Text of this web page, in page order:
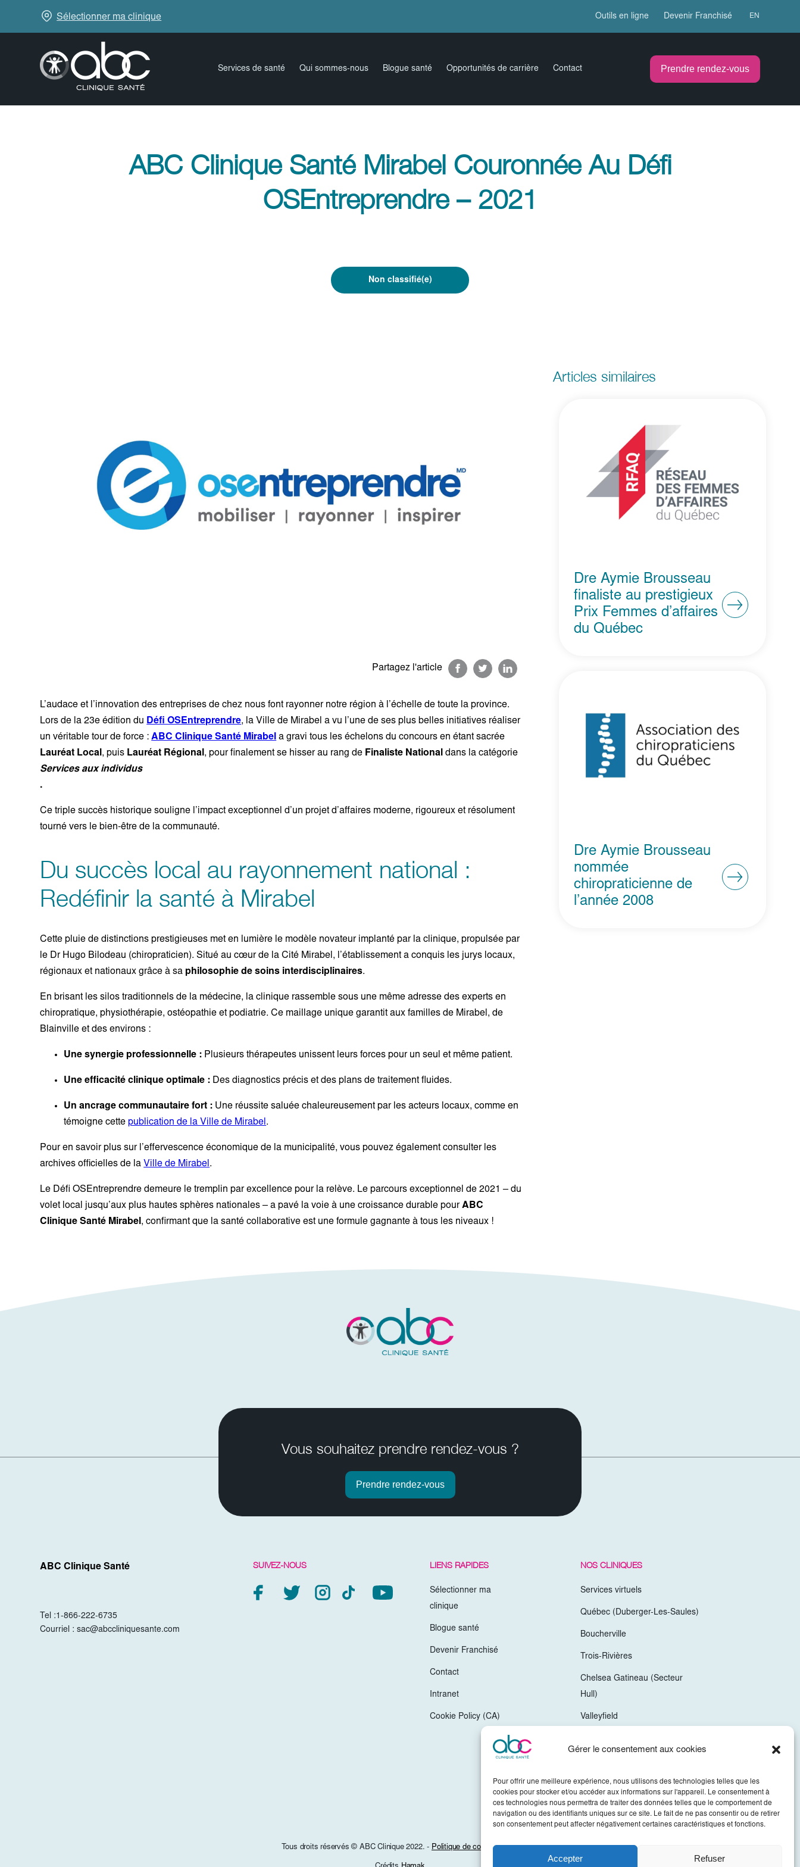
Gérer le consentement aux cookies
Pour offrir une meilleure expérience, nous utilisons des technologies telles que les
cookies pour stocker et/ou accéder aux informations sur l'appareil. Le consentement à
ces technologies nous permettra de traiter des données telles que le comportement de
navigation ou des identifiants uniques sur ce site. Le fait de ne pas consentir ou de retirer
son consentement peut affecter négativement certaines caractéristiques et fonctions.
Accepter Refuser
Sélectionner ma clinique Outils en ligne Devenir Franchisé EN
Services de santé Qui sommes-nous Blogue santé Opportunités de carrière Contact Prendre rendez-vous
ABC Clinique Santé Mirabel Couronnée Au Défi
OSEntreprendre – 2021
Non classifié(e)
Partagez l'article
L’audace et l’innovation des entreprises de chez nous font rayonner notre région à l’échelle de toute la province.
Lors de la 23e édition du Défi OSEntreprendre, la Ville de Mirabel a vu l’une de ses plus belles initiatives réaliser
un véritable tour de force :ABC Clinique Santé Mirabel a gravi tous les échelons du concours en étant sacrée
Lauréat Local , puis Lauréat Régional , pour finalement se hisser au rang de Finaliste National dans la catégorie
Services aux individus
.
Ce triple succès historique souligne l’impact exceptionnel d’un projet d’affaires moderne, rigoureux et résolument
tourné vers le bien-être de la communauté.
Du succès local au rayonnement national :
Redéfinir la santé à Mirabel
Cette pluie de distinctions prestigieuses met en lumière le modèle novateur implanté par la clinique, propulsée par
le Dr Hugo Bilodeau (chiropraticien). Situé au cœur de la Cité Mirabel, l’établissement a conquis les jurys locaux,
régionaux et nationaux grâce à sa philosophie de soins interdisciplinaires.
En brisant les silos traditionnels de la médecine, la clinique rassemble sous une même adresse des experts en
chiropratique, physiothérapie, ostéopathie et podiatrie. Ce maillage unique garantit aux familles de Mirabel, de
Blainville et des environs :
Une synergie professionnelle : Plusieurs thérapeutes unissent leurs forces pour un seul et même patient.
Une efficacité clinique optimale : Des diagnostics précis et des plans de traitement fluides.
Un ancrage communautaire fort : Une réussite saluée chaleureusement par les acteurs locaux, comme en
témoigne cettepublication de la Ville de Mirabel .
Pour en savoir plus sur l’effervescence économique de la municipalité, vous pouvez également consulter les
archives officielles de la Ville de Mirabel .
Le Défi OSEntreprendre demeure le tremplin par excellence pour la relève. Le parcours exceptionnel de 2021 – du
volet local jusqu’aux plus hautes sphères nationales – a pavé la voie à une croissance durable pourABC
Clinique Santé Mirabel , confirmant que la santé collaborative est une formule gagnante à tous les niveaux !
Articles similaires
Dre Aymie Brousseau
finaliste au prestigieux
Prix Femmes d’affaires
du Québec
Dre Aymie Brousseau
nommée
chiropraticienne de
l’année 2008
Vous souhaitez prendre rendez-vous ?
Prendre rendez-vous
ABC Clinique Santé
Tel :1-866-222-6735
Courriel :sac@abccliniquesante.com
SUIVEZ-NOUS LIENS RAPIDES
Sélectionner ma
clinique
Blogue santé
Devenir Franchisé
Contact
Intranet
Cookie Policy (CA)
NOS CLINIQUES
Services virtuels
Québec (Duberger-Les-Saules)
Boucherville
Trois-Rivières
Chelsea Gatineau (Secteur
Hull)
Valleyfield
Sherbrooke
Tous droits réservés © ABC Clinique 2022. - Politique de confidentialité